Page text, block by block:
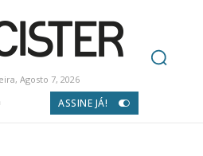
Agosto 7, 2026
ASSINE JÁ!